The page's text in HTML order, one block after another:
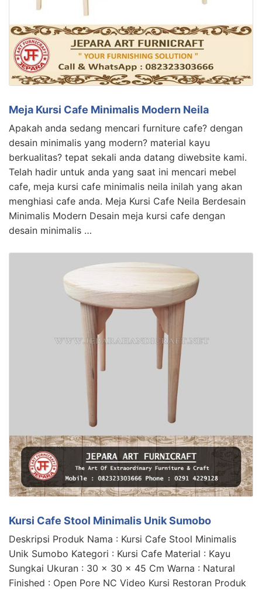
Meja Kursi Cafe Minimalis Modern Neila
Apakah anda sedang mencari furniture cafe? dengan
desain minimalis yang modern? material kayu
berkualitas? tepat sekali anda datang diwebsite kami.
Telah hadir untuk anda yang saat ini mencari mebel
cafe, meja kursi cafe minimalis neila inilah yang akan
menghiasi cafe anda. Meja Kursi Cafe Neila Berdesain
Minimalis Modern Desain meja kursi cafe dengan
desain minimalis …
Kursi Cafe Stool Minimalis Unik Sumobo
Deskripsi Produk Nama : Kursi Cafe Stool Minimalis
Unik Sumobo Kategori : Kursi Cafe Material : Kayu
Sungkai Ukuran : 30 x 30 x 45 Cm Warna : Natural
Finished : Open Pore NC Video Kursi Restoran Produk